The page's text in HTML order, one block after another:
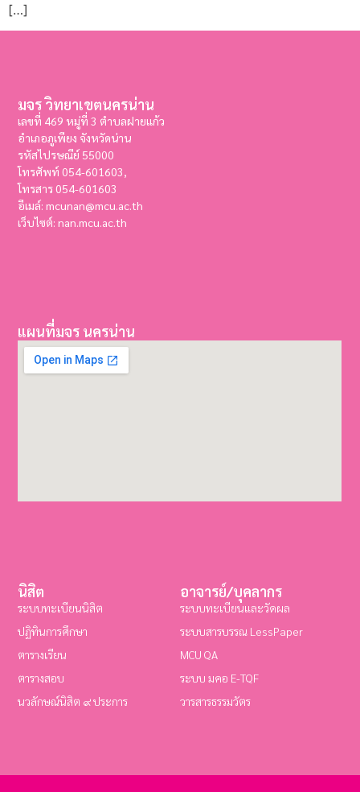
[…]
มจร วิทยาเขตนครน่าน
เลขที่ 469 หมู่ที่ 3 ตำบลฝายแก้ว
อำเภอภูเพียง จังหวัดน่าน
รหัสไปรษณีย์ 55000
โทรศัพท์ 054-601603,
โทรสาร054-601603
อีเมล์: mcunan@mcu.ac.th
เว็บไซต์: nan.mcu.ac.th
อาจารย์/บุคลากร
ระบบทะเบียนและวัดผล
ระบบสารบรรณ LessPaper
MCU QA
ระบบ มคอ E-TQF
วารสารธรรมวัตร
นิสิต
ระบบทะเบียนนิสิต
ปฏิทินการศึกษา
ตารางเรียน
ตารางสอบ
นวลักษณ์นิสิต ๙ ประการ
แผนที่มจร นครน่าน